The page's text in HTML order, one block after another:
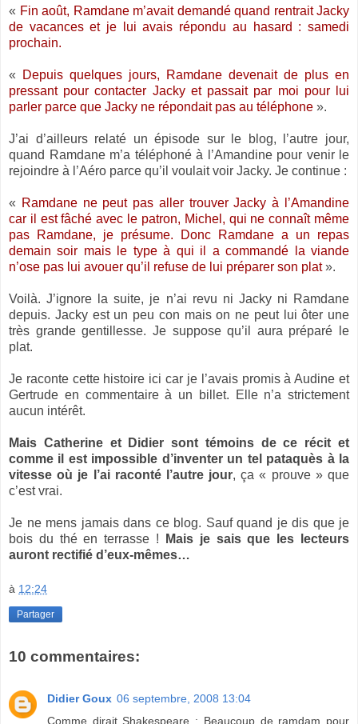
« Fin août, Ramdane m’avait demandé quand rentrait Jacky
de vacances et je lui avais répondu au hasard : samedi
prochain.
«
Depuis quelques jours, Ramdane devenait de plus en
pressant pour contacter Jacky et passait par moi pour lui
parler parce que Jacky ne répondait pas au téléphone ».
J’ai d’ailleurs relaté un épisode sur le blog, l’autre jour,
quand Ramdane m’a téléphoné à l’Amandine pour venir le
rejoindre à l’Aéro parce qu’il voulait voir Jacky. Je continue :
« Ramdane ne peut pas aller trouver Jacky à l’Amandine
car il est fâché avec le patron, Michel, qui ne connaît même
pas Ramdane, je présume. Donc Ramdane a un repas
demain soir mais le type à qui il a commandé la viande
n’ose pas lui avouer qu’il refuse de lui préparer son plat».
Voilà. J’ignore la suite, je n’ai revu ni Jacky ni Ramdane
depuis. Jacky est un peu con mais on ne peut lui ôter une
très grande gentillesse. Je suppose qu’il aura préparé le
plat.
Je raconte cette histoire ici car je l’avais promis à Audine et
Gertrude en commentaire à un billet. Elle n’a strictement
aucun intérêt.
Mais Catherine et Didier sont témoins de ce récit et
comme il est impossible d’inventer un tel pataquès à la
vitesse où je l’ai raconté l’autre jour, ça « prouve » que
c’est vrai.
Je ne mens jamais dans ce blog. Sauf quand je dis que je
bois du thé en terrasse !
Mais je sais que les lecteurs
auront rectifié d’eux-mêmes…
à 12:24
Partager
10 commentaires:
Didier Goux 06 septembre, 2008 13:04
Comme dirait Shakespeare : Beaucoup de ramdam pour